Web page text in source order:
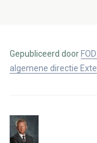
Gepubliceerd door
algemene directie